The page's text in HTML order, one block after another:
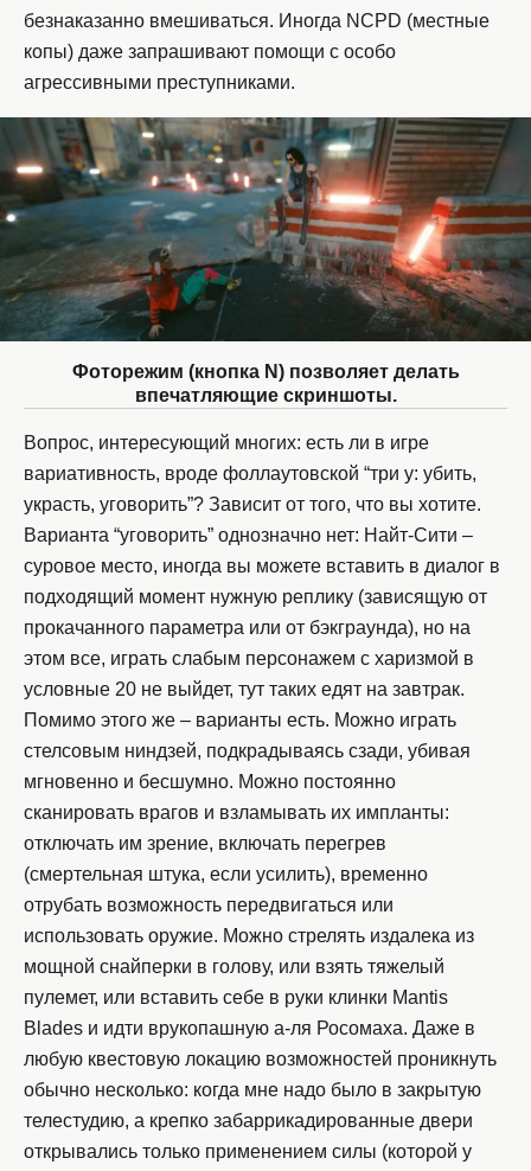
безнаказанно вмешиваться. Иногда NCPD (местные
копы) даже запрашивают помощи с особо
агрессивными преступниками.
Фоторежим (кнопка N) позволяет делать
впечатляющие скриншоты.
Вопрос, интересующий многих: есть ли в игре
вариативность, вроде фоллаутовской “три у: убить,
украсть, уговорить”? Зависит от того, что вы хотите.
Варианта “уговорить” однозначно нет: Найт-Сити –
суровое место, иногда вы можете вставить в диалог в
подходящий момент нужную реплику (зависящую от
прокачанного параметра или от бэкграунда), но на
этом все, играть слабым персонажем с харизмой в
условные 20 не выйдет, тут таких едят на завтрак.
Помимо этого же – варианты есть. Можно играть
стелсовым ниндзей, подкрадываясь сзади, убивая
мгновенно и бесшумно. Можно постоянно
сканировать врагов и взламывать их импланты:
отключать им зрение, включать перегрев
(смертельная штука, если усилить), временно
отрубать возможность передвигаться или
использовать оружие. Можно стрелять издалека из
мощной снайперки в голову, или взять тяжелый
пулемет, или вставить себе в руки клинки Mantis
Blades и идти врукопашную а-ля Росомаха. Даже в
любую квестовую локацию возможностей проникнуть
обычно несколько: когда мне надо было в закрытую
телестудию, а крепко забаррикадированные двери
открывались только применением силы (которой у